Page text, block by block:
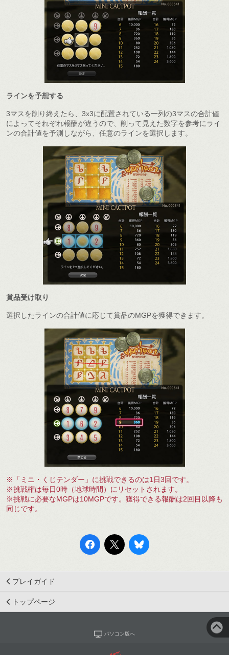
ラインを予想する
3マスを削り終えたら、3x3に配置されている一列の3マスの合計値
によってそれぞれ報酬が違うので、削って見えた数字を参考にライ
ンの合計値を予測しながら、任意のラインを選択します。
賞品受け取り
選択したラインの合計値に応じて賞品のMGPを獲得できます。
※「ミニ・くじテンダー」に挑戦できるのは1日3回です。
※挑戦権は毎日0時（地球時間）にリセットされます。
※挑戦に必要なMGPは10MGPです。獲得できる報酬は2回目以降も
同じです。
プレイガイド
トップページ
パソコン版へ